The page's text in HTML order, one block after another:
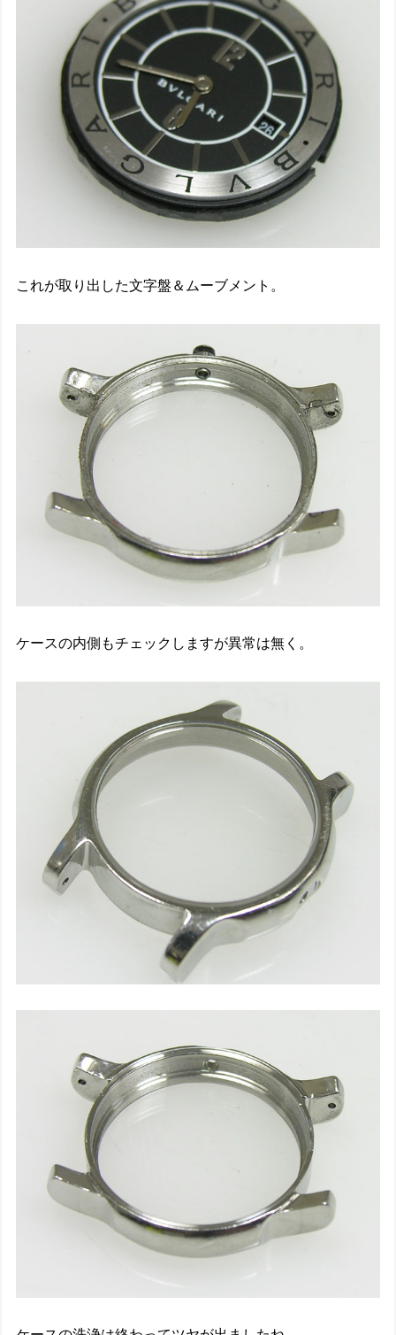
これが取り出した文字盤＆ムーブメント。
ケースの内側もチェックしますが異常は無く。